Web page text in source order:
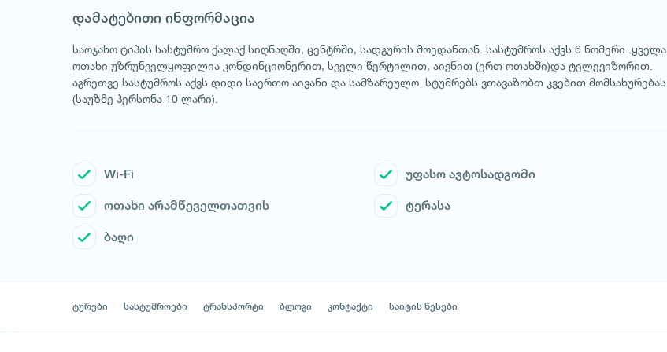
დამატებითი ინფორმაცია
საოჯახო ტიპის სასტუმრო ქალაქ სიღნაღში, ცენტრში, სადგურის მოედანთან. სასტუმროს აქვს 6 ნომერი. ყველა
ოთახი უზრუნველყოფილია კონდინციონერით, სველი წერტილით, აივნით (ერთ ოთახში)და ტელევიზორით.
აგრეთვე სასტუმროს აქვს დიდი საერთო აივანი და სამზარეულო. სტუმრებს ვთავაზობთ კვებით მომსახურებას
(საუზმე პერსონა 10 ლარი).
Wi-Fi უფასო ავტოსადგომი
ოთახი არამწეველთათვის ტერასა
ბაღი
ტურები სასტუმროები ტრანსპორტი ბლოგი კონტაქტი საიტის წესები